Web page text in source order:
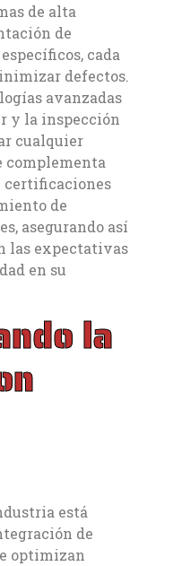
de alta
de
cada
defectos.
avanzadas
y la inspección
cualquier
complementa
certificaciones
de
asegurando así
las expectativas
en su
la
está
de
optimizan